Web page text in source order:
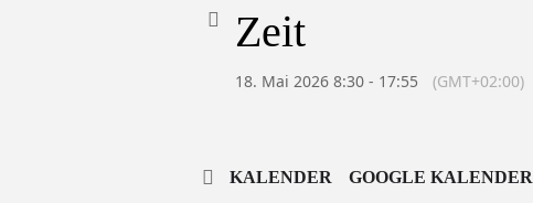
Zeit
18. Mai 2026 8:30 - 17:55 (GMT+02:00)
KALENDER GOOGLE KALENDER